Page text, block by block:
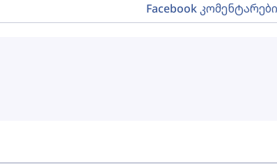
Facebook კომენტარები